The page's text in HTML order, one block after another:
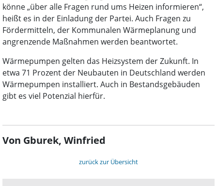
könne „über alle Fragen rund ums Heizen informieren“,
heißt es in der Einladung der Partei. Auch Fragen zu
Fördermitteln, der Kommunalen Wärmeplanung und
angrenzende Maßnahmen werden beantwortet.
Wärmepumpen gelten das Heizsystem der Zukunft. In
etwa 71 Prozent der Neubauten in Deutschland werden
Wärmepumpen installiert. Auch in Bestandsgebäuden
gibt es viel Potenzial hierfür.
Von Gburek, Winfried
zurück zur Übersicht